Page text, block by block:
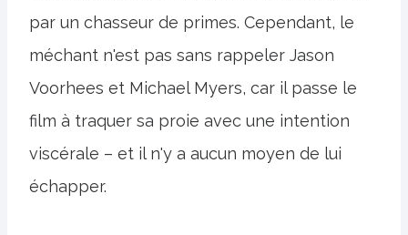
par un chasseur de primes. Cependant, le
méchant n'est pas sans rappeler Jason
Voorhees et Michael Myers, car il passe le
film à traquer sa proie avec une intention
viscérale – et il n'y a aucun moyen de lui
échapper.